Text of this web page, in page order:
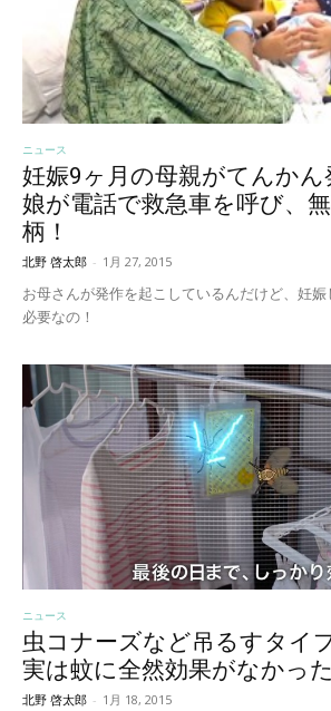
ニュース
妊娠9ヶ月の母親がてんかん
娘が電話で救急車を呼び、
柄！
北野 啓太郎 - 1月 27, 2015
お母さんが発作を起こしているんだけど、妊
必要なの！
ニュース
虫コナーズなど吊るすタイ
実は蚊に全然効果がなかっ
北野 啓太郎 - 1月 18, 2015